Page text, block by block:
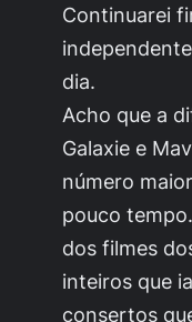
Continuarei
dia.
Acho que a
Galaxie e
número
pouco
dos filmes
inteiros que
consertos